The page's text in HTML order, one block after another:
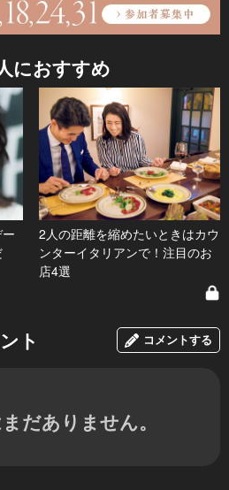
におすすめ
2人の距離を縮めたいときはカウ
ンターイタリアンで！注目のお
店4選
ト コメントする
だありません。